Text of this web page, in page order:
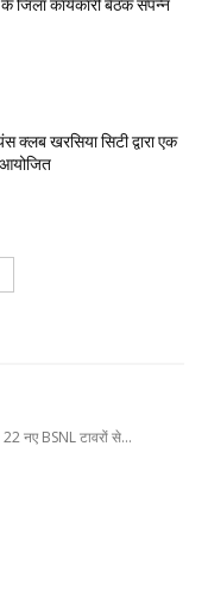
जिला कार्यकारी बैठक संपन्न
क्लब खरसिया सिटी द्वारा एक
आयोजित